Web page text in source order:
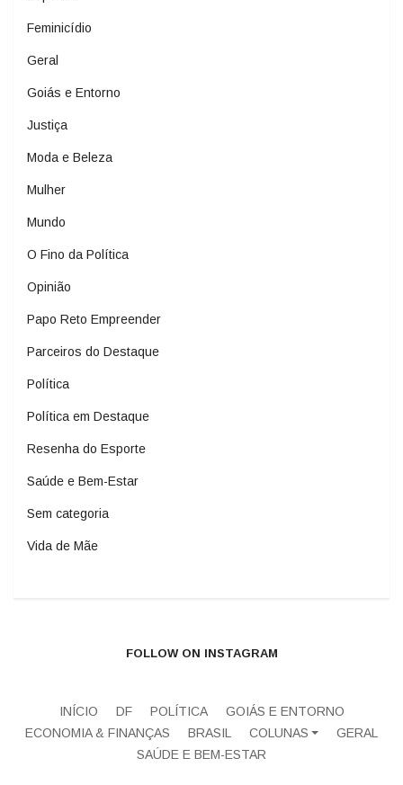
Feminicídio
Geral
Goiás e Entorno
Justiça
Moda e Beleza
Mulher
Mundo
O Fino da Política
Opinião
Papo Reto Empreender
Parceiros do Destaque
Política
Política em Destaque
Resenha do Esporte
Saúde e Bem-Estar
Sem categoria
Vida de Mãe
FOLLOW ON INSTAGRAM
INÍCIO DF POLÍTICA
GOIÁS E ENTORNO
ECONOMIA & FINANÇAS
BRASIL COLUNAS
GERAL
SAÚDE E BEM-ESTAR